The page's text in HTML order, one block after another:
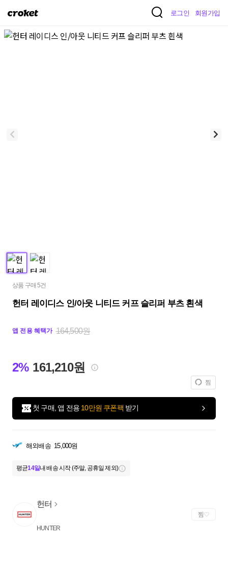
크
켓
로그인 회원가입
상품 구매 5건
헌터 레이디스 인/아웃 니티드 커프 슬리퍼 부츠 흰색
앱 전용 혜택가 164,500원
2% 161,210원
찜
첫 구매, 앱 전용 10만원 쿠폰팩 받기
해외배송 15,000원
평균14일내 배송 시작 (주말, 공휴일 제외)
헌터
HUNTER
찜